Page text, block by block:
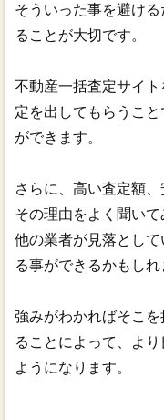
そういった事を避け
ることが大切です。
不動産一括査定サイ
定を出してもらうこ
ができます。
さらに、高い査定額
その理由をよく聞いて
他の業者が見落とし
る事ができるかもしれ
強みがわかればそこ
ることによって、よ
ようになります。